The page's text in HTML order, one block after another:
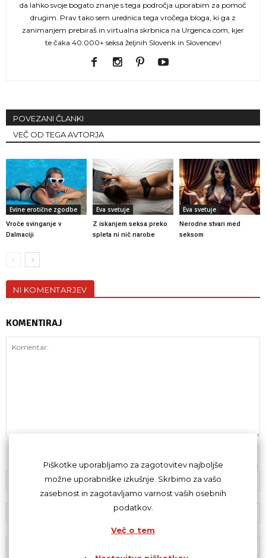
da lahko svoje bogato znanje s tega področja uporabim za pomoč
drugim. Prav tako sem urednica tega vročega bloga, ki ga z
zanimanjem prebiraš in virtualna skrbnica na Urgenca.com, kjer
te čaka 40.000+ seksa željnih Slovenk in Slovencev!
POVEZANI ČLANKI
VEČ OD TEGA AVTORJA
Evine erotične zgodbe
Vroče svinganje v
Dalmaciji
Eva svetuje
Z iskanjem seksa preko
spleta ni nič narobe
Eva svetuje
Nerodne stvari med
seksom
NI KOMENTARJEV
KOMENTIRAJ
Z oddajo komentarja se strinjaš skodeksom komentiranja
Piškotke uporabljamo za zagotovitev najboljše
možne uporabniške izkušnje. Skrbimo za vašo
zasebnost in zagotavljamo varnost vaših osebnih
podatkov.
Več o tem